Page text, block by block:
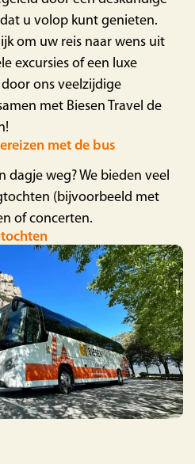
u volop kunt genieten.
om uw reis naar wens uit
excursies of een luxe
ons veelzijdige
met Biesen Travel de
met de bus
dagje weg? We bieden veel
(bijvoorbeeld met
of concerten.